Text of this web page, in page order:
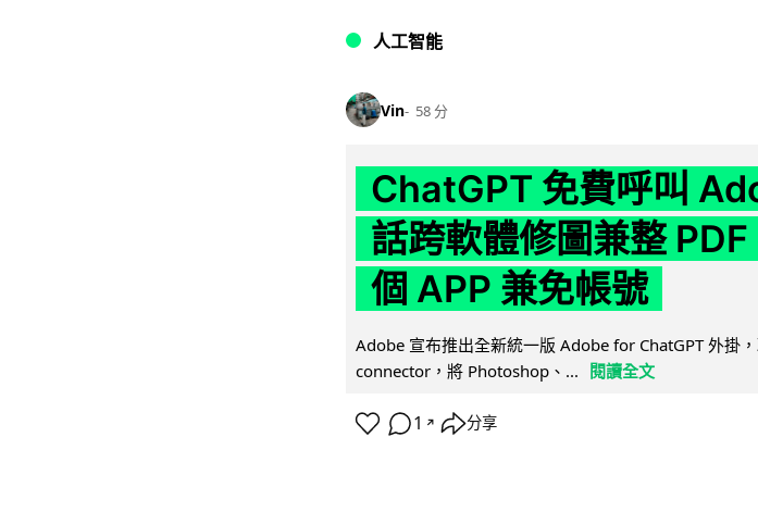
人工智能
Vin 58 分
ChatGPT 免費呼叫
話跨軟體修圖兼整
個 APP 兼免帳號
Adobe 宣布推出全新統一版 Adobe for ChatGPT 外掛
connector，將 Photoshop、...
閱讀全文
1 ↗ 分享